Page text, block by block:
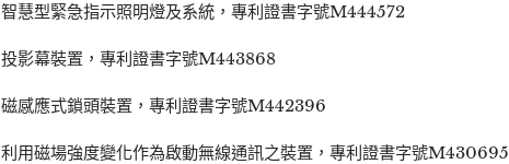
智慧型緊急指示照明燈及系統，專利證書字號M444572
投影幕裝置，專利證書字號M443868
磁感應式鎖頭裝置，專利證書字號M442396
利用磁場強度變化作為啟動無線通訊之裝置，專利證書字號M430695